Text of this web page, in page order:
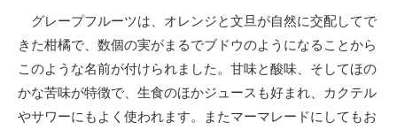
グレープフルーツは、オレンジと文旦が自然に交配してで
きた柑橘で、数個の実がまるでブドウのようになることから
このような名前が付けられました。甘味と酸味、そしてほの
かな苦味が特徴で、生食のほかジュースも好まれ、カクテル
やサワーにもよく使われます。またマーマレードにしてもお